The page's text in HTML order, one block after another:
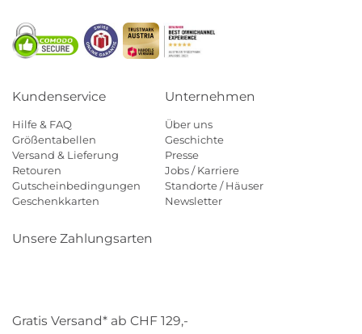
Kundenservice
Hilfe & FAQ
Größentabellen
Versand & Lieferung
Retouren
Gutscheinbedingungen
Geschenkkarten
Unternehmen
Über uns
Geschichte
Presse
Jobs / Karriere
Standorte / Häuser
Newsletter
Unsere Zahlungsarten
Gratis Versand* ab CHF 129,-